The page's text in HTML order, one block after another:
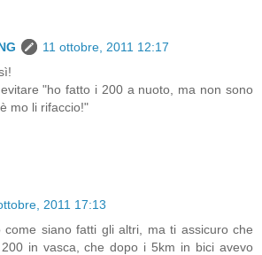
11 ottobre, 2011 12:17
"ho fatto i 200 a nuoto, ma non sono
mo li rifaccio!"
2011 17:13
come siano fatti gli altri, ma ti assicuro che
in vasca, che dopo i 5km in bici avevo